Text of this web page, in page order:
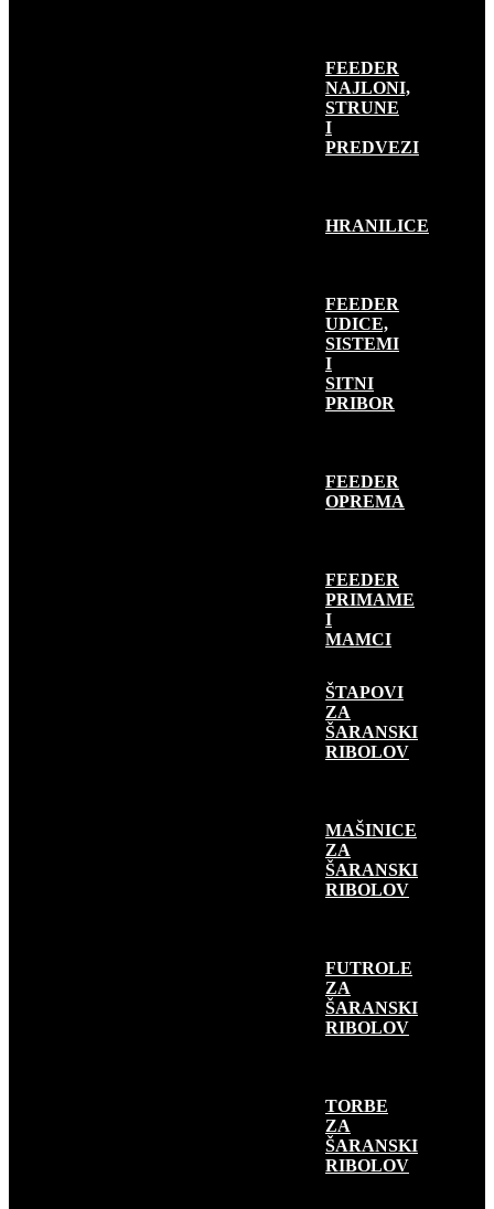
FEEDER
NAJLONI,
STRUNE
I
PREDVEZI
HRANILICE
FEEDER
UDICE,
SISTEMI
I
SITNI
PRIBOR
FEEDER
OPREMA
FEEDER
PRIMAME
I
MAMCI
ŠTAPOVI
ZA
ŠARANSKI
RIBOLOV
MAŠINICE
ZA
ŠARANSKI
RIBOLOV
FUTROLE
ZA
ŠARANSKI
RIBOLOV
TORBE
ZA
ŠARANSKI
RIBOLOV